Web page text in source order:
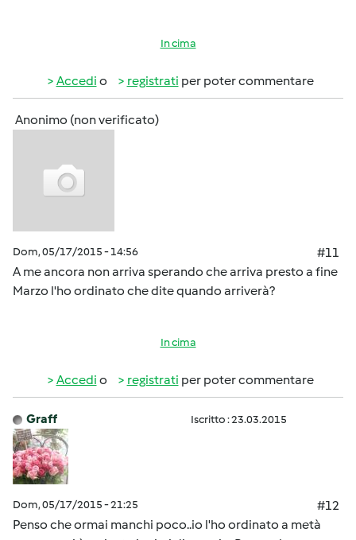
In cima
Accedi o registrati per poter commentare
Anonimo (non verificato)
Dom, 05/17/2015 - 14:56
#11
A me ancora non arriva sperando che arriva presto a fine
Marzo l'ho ordinato che dite quando arriverà?
In cima
Accedi o registrati per poter commentare
Graff Iscritto : 23.03.2015
Dom, 05/17/2015 - 21:25
#12
Penso che ormai manchi poco..io l'ho ordinato a metà